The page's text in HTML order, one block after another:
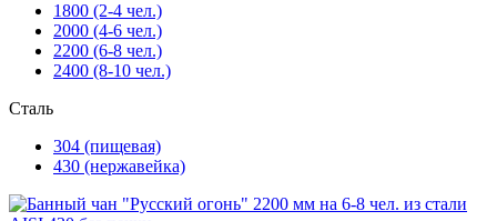
1800 (2-4 чел.)
2000 (4-6 чел.)
2200 (6-8 чел.)
2400 (8-10 чел.)
Сталь
304 (пищевая)
430 (нержавейка)